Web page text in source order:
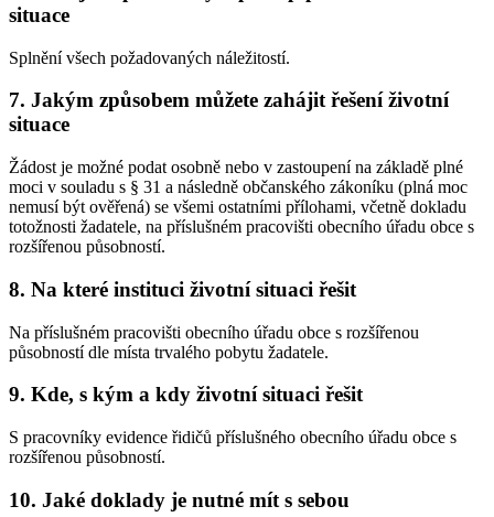
situace
Splnění všech požadovaných náležitostí.
7. Jakým způsobem můžete zahájit řešení životní
situace
Žádost je možné podat osobně nebo v zastoupení na základě plné
moci v souladu s § 31 a následně občanského zákoníku (plná moc
nemusí být ověřená) se všemi ostatními přílohami, včetně dokladu
totožnosti žadatele, na příslušném pracovišti obecního úřadu obce s
rozšířenou působností.
8. Na které instituci životní situaci řešit
Na příslušném pracovišti obecního úřadu obce s rozšířenou
působností dle místa trvalého pobytu žadatele.
9. Kde, s kým a kdy životní situaci řešit
S pracovníky evidence řidičů příslušného obecního úřadu obce s
rozšířenou působností.
10. Jaké doklady je nutné mít s sebou